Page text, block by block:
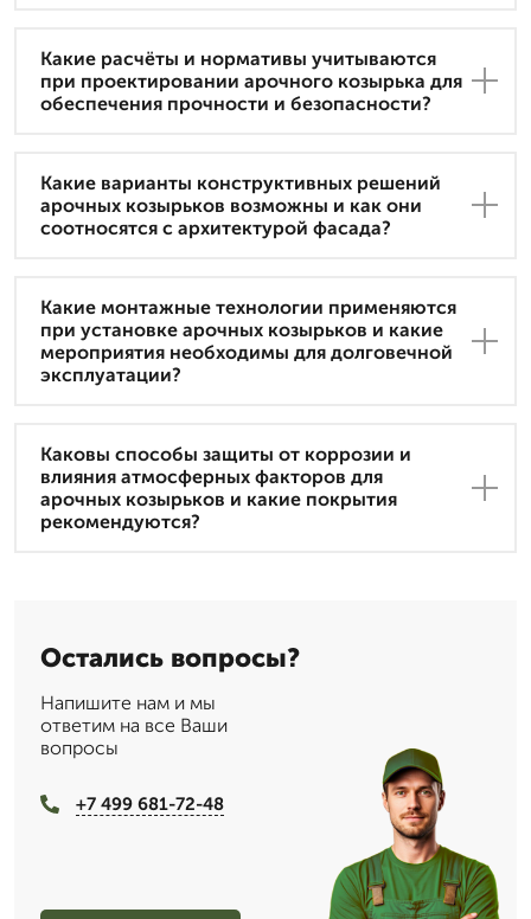
Какие расчёты и нормативы учитываются
при проектировании арочного козырька для
обеспечения прочности и безопасности?
Какие варианты конструктивных решений
арочных козырьков возможны и как они
соотносятся с архитектурой фасада?
Какие монтажные технологии применяются
при установке арочных козырьков и какие
мероприятия необходимы для долговечной
эксплуатации?
Каковы способы защиты от коррозии и
влияния атмосферных факторов для
арочных козырьков и какие покрытия
рекомендуются?
Остались вопросы?
Напишите нам и мы
ответим на все Ваши
вопросы
+7 499 681-72-48